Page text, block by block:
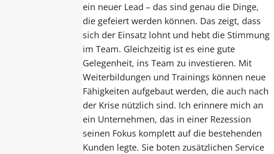
ein neuer Lead – das sind genau die Dinge,
die gefeiert werden können. Das zeigt, dass
sich der Einsatz lohnt und hebt die Stimmung
im Team. Gleichzeitig ist es eine gute
Gelegenheit, ins Team zu investieren. Mit
Weiterbildungen und Trainings können neue
Fähigkeiten aufgebaut werden, die auch nach
der Krise nützlich sind. Ich erinnere mich an
ein Unternehmen, das in einer Rezession
seinen Fokus komplett auf die bestehenden
Kunden legte. Sie boten zusätzlichen Service